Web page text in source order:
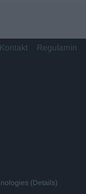
Kontakt Regulamin
(Details)